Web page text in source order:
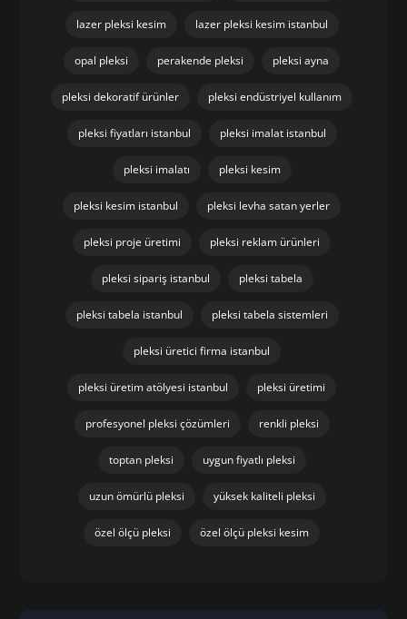
lazer pleksi kesim lazer pleksi kesim istanbul
opal pleksi perakende pleksi pleksi ayna
pleksi dekoratif ürünler pleksi endüstriyel kullanım
pleksi fiyatları istanbul pleksi imalat istanbul
pleksi imalatı pleksi kesim
pleksi kesim istanbul pleksi levha satan yerler
pleksi proje üretimi pleksi reklam ürünleri
pleksi sipariş istanbul pleksi tabela
pleksi tabela istanbul pleksi tabela sistemleri
pleksi üretici firma istanbul
pleksi üretim atölyesi istanbul pleksi üretimi
profesyonel pleksi çözümleri renkli pleksi
toptan pleksi uygun fiyatlı pleksi
uzun ömürlü pleksi yüksek kaliteli pleksi
özel ölçü pleksi özel ölçü pleksi kesim